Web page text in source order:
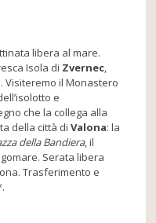
libera al mare.
Isola di Zvernec,
. Visiteremo il Monastero
e
che la collega alla
della città diValona: la
della Bandiera, il
Serata libera
Trasferimento e